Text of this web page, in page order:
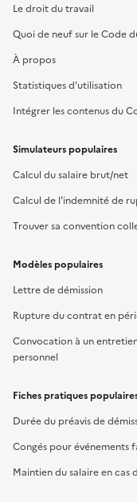
Le droit du travail
Quoi de neuf sur le Code
À propos
Statistiques d'utilisation
Intégrer les contenus du
Simulateurs populaires
Calcul du salaire brut/net
Calcul de l'indemnité de
Trouver sa convention
Modèles populaires
Lettre de démission
Rupture du contrat en
Convocation à un
personnel
Fiches pratiques
Durée du préavis de
Congés pour événements
Maintien du salaire en cas